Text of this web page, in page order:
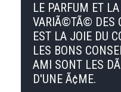
LE PARFUM ET LA
VARIÃ©TÃ© DES
EST LA JOIE DU
LES BONS
AMI SONT LES
D'UNE Ã¢ME.